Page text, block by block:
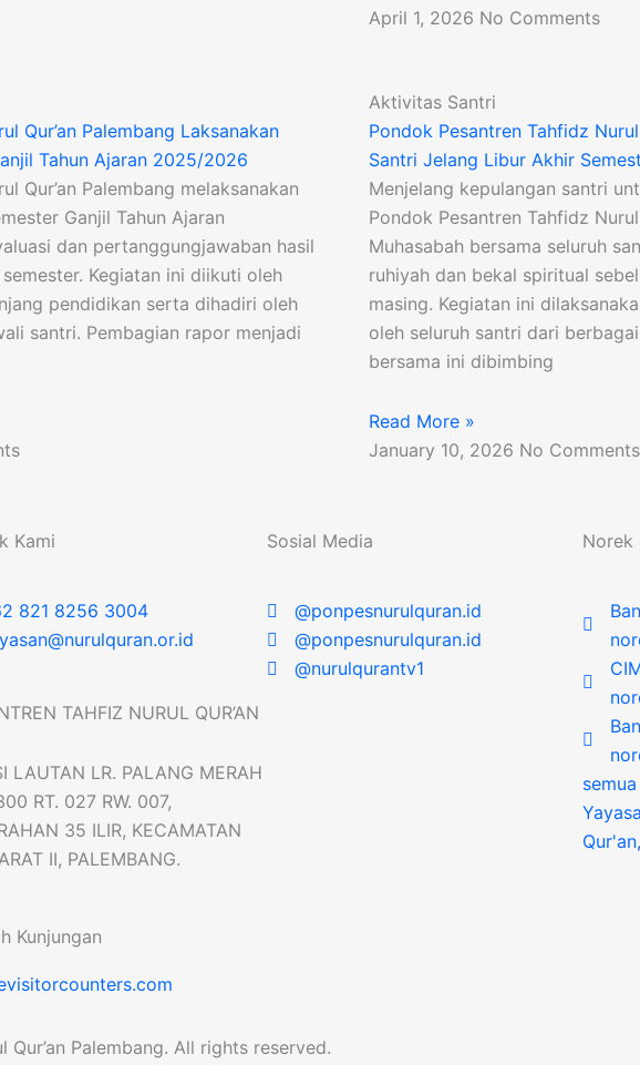
April 1, 2026 No Comments
Qur’an Palembang Laksanakan
Tahun Ajaran 2025/2026
Qur’an Palembang melaksanakan
Ganjil Tahun Ajaran
dan pertanggungjawaban hasil
Kegiatan ini diikuti oleh
pendidikan serta dihadiri oleh
santri. Pembagian rapor menjadi
Aktivitas Santri
Pondok Pesantren Tahfidz
Santri Jelang Libur Akhir
Menjelang kepulangan santri
Pondok Pesantren Tahfidz
Muhasabah bersama seluruh
ruhiyah dan bekal spiritual
masing. Kegiatan ini
oleh seluruh santri dari
bersama ini dibimbing
Read More »
January 10, 2026 No Comments
Kami
821 8256 3004
TAHFIZ NURUL QUR’AN
LAUTAN LR. PALANG MERAH
RT. 027 RW. 007,
35 ILIR, KECAMATAN
II, PALEMBANG.
Kunjungan
Sosial Media
@ponpesnurulquran.id
@ponpesnurulquran.id
@nurulqurantv1
Norek
Palembang. All rights reserved.